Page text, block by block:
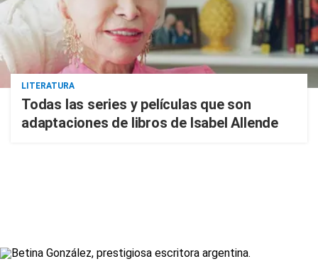
LITERATURA
Todas las series y películas que son
adaptaciones de libros de Isabel Allende